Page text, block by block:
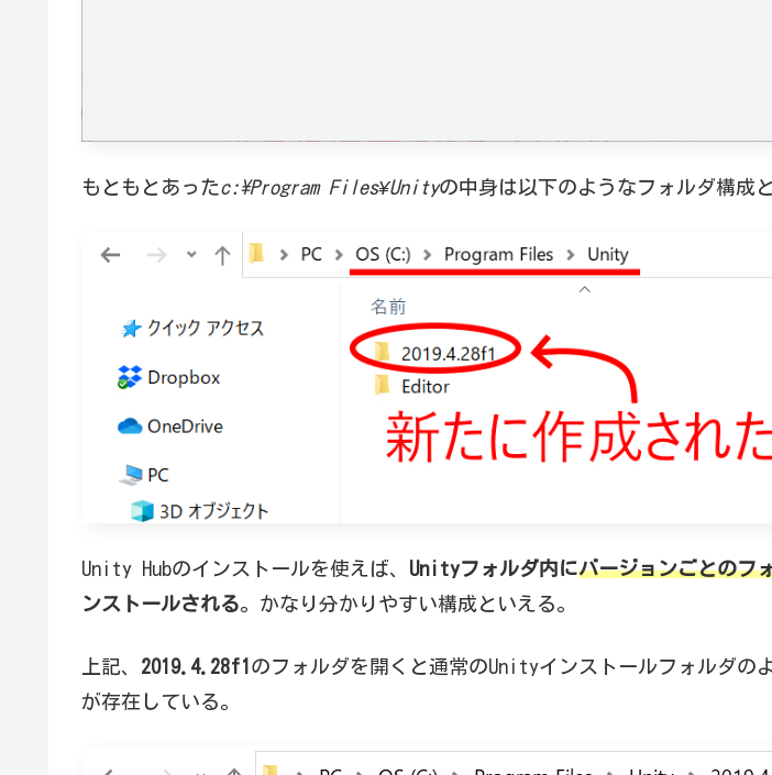
もともとあったc:\Program Files¥Unityの中身は以下のようなフォルダ構成
Unity Hubのインストールを使えば、 Unityフォルダ内にバージョンごとのフ
ンストールされる。かなり分かりやすい構成といえる。
上記、 2019.4.28f1 のフォルダを開くと通常のUnityインストールフォルダの
が存在している。